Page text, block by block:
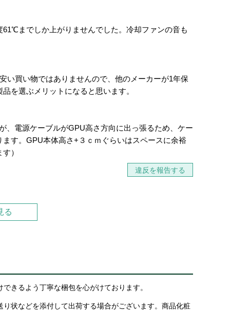
までしか上がりませんでした。冷却ファンの音も
い買い物ではありませんので、他のメーカーが1年保
を選ぶメリットになると思います。
、電源ケーブルがGPU高さ方向に出っ張るため、ケー
す。GPU本体高さ+３ｃｍぐらいはスペースに余裕
）
違反を報告する
る
きるよう丁寧な梱包を心がけております。
状などを添付して出荷する場合がございます。商品化粧